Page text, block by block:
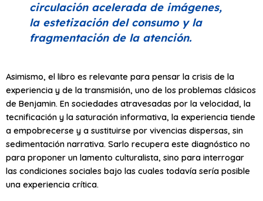
circulación acelerada de imágenes,
la estetización del consumo y la
fragmentación de la atención.
Asimismo, el libro es relevante para pensar la crisis de la
experiencia y de la transmisión, uno de los problemas clásicos
de Benjamin. En sociedades atravesadas por la velocidad, la
tecnificación y la saturación informativa, la experiencia tiende
a empobrecerse y a sustituirse por vivencias dispersas, sin
sedimentación narrativa. Sarlo recupera este diagnóstico no
para proponer un lamento culturalista, sino para interrogar
las condiciones sociales bajo las cuales todavía sería posible
una experiencia crítica.